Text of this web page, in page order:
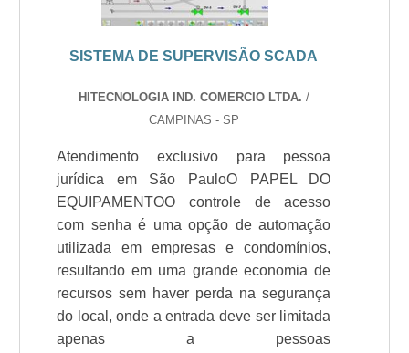
SISTEMA DE SUPERVISÃO SCADA
HITECNOLOGIA IND. COMERCIO LTDA. /
CAMPINAS - SP
Atendimento exclusivo para pessoa
jurídica em São PauloO PAPEL DO
EQUIPAMENTOO controle de acesso
com senha é uma opção de automação
utilizada em empresas e condomínios,
resultando em uma grande economia de
recursos sem haver perda na segurança
do local, onde a entrada deve ser limitada
apenas a pessoas